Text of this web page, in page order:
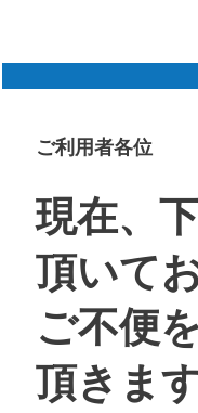
ご利用者各位
現在、
頂いて
ご不便
頂きま